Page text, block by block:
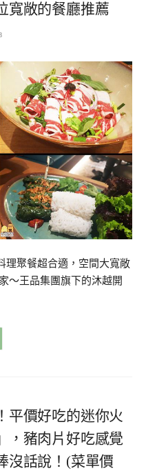
寬敞的餐廳推薦
理聚餐超合適，空間大寬敞
～王品集團旗下的沐越開
平價好吃的迷你火
，豬肉片好吃感覺
沒話說！(菜單價